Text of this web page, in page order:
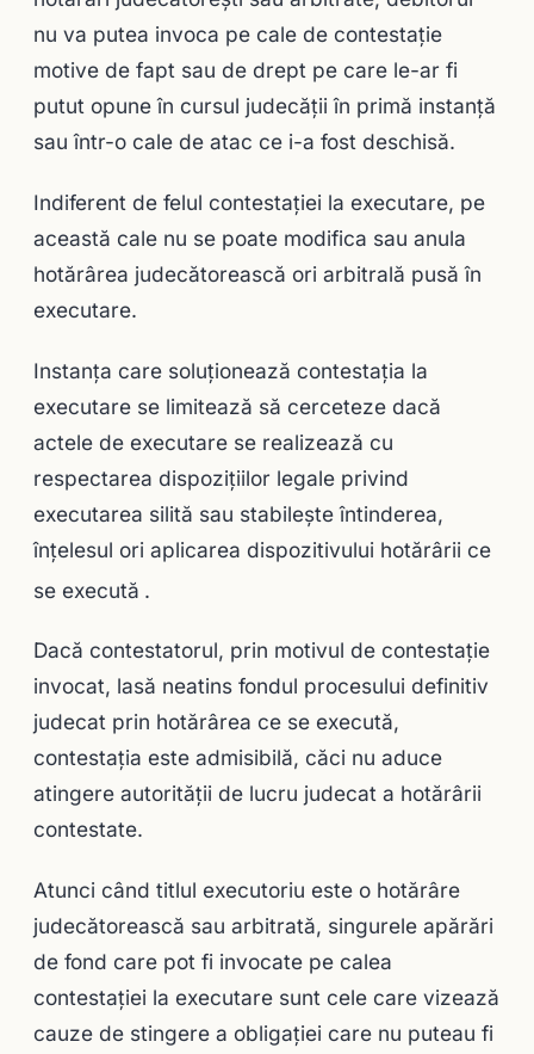
nu va putea invoca pe cale de contestaţie
motive de fapt sau de drept pe care le-ar fi
putut opune în cursul judecăţii în primă instanţă
sau într-o cale de atac ce i-a fost deschisă.
Indiferent de felul contestaţiei la executare, pe
această cale nu se poate modifica sau anula
hotărârea judecătorească ori arbitrală pusă în
executare.
Instanţa care soluţionează contestaţia la
executare se limitează să cerceteze dacă
actele de executare se realizează cu
respectarea dispoziţiilor legale privind
executarea silită sau stabileşte întinderea,
înţelesul ori aplicarea dispozitivului hotărârii ce
se execută .
Dacă contestatorul, prin motivul de contestaţie
invocat, lasă neatins fondul procesului definitiv
judecat prin hotărârea ce se execută,
contestaţia este admisibilă, căci nu aduce
atingere autorităţii de lucru judecat a hotărârii
contestate.
Atunci când titlul executoriu este o hotărâre
judecătorească sau arbitrată, singurele apărări
de fond care pot fi invocate pe calea
contestaţiei la executare sunt cele care vizează
cauze de stingere a obligaţiei care nu puteau fi